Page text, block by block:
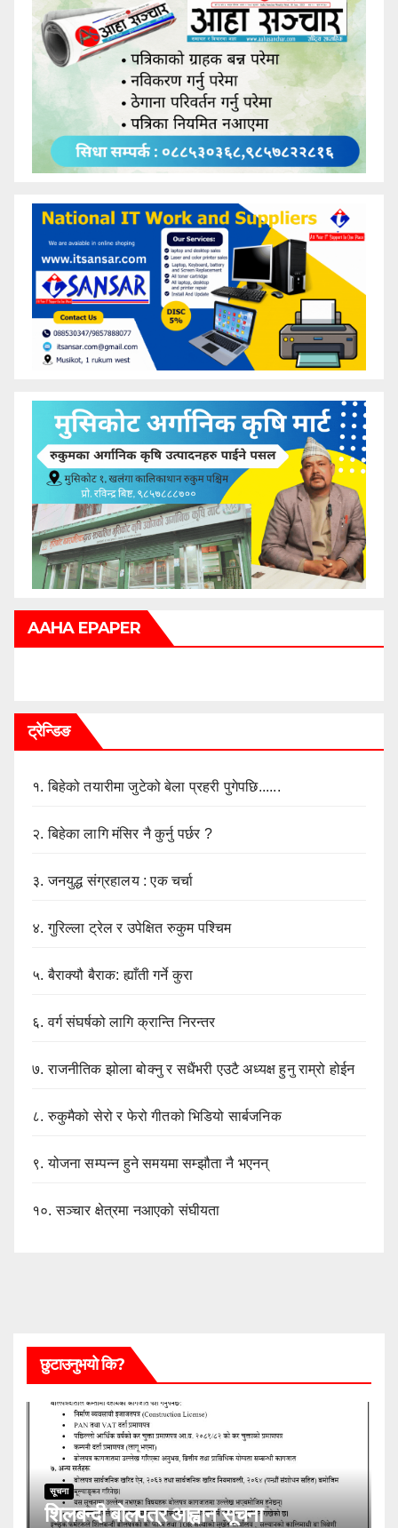
AAHA EPAPER
ट्रेन्डिङ
१.बिहेको तयारीमा जुटेको बेला प्रहरी पुगेपछि......
२.बिहेका लागि मंसिर नै कुर्नु पर्छर ?
३.जनयुद्ध संग्रहालय : एक चर्चा
४.गुरिल्ला ट्रेल र उपेक्षित रुकुम पश्चिम
५.बैराक्यौ बैराक: ह्याँती गर्ने कुरा
६.वर्ग संघर्षको लागि क्रान्ति निरन्तर
७.राजनीतिक झोला बोक्नु र सधैंभरी एउटै अध्यक्ष हुनु राम्रो होईन
८.रुकुमैको सेरो र फेरो गीतको भिडियो सार्बजनिक
९.योजना सम्पन्न हुने समयमा सम्झौता नै भएनन्
१०.सञ्चार क्षेत्रमा नआएको संघीयता
छुटाउनुभयो कि?
सूचना
शिलबन्दी बोलपत्र आह्वान सूचना